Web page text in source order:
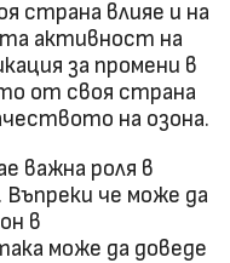
страна влияе и на
активност на
за промени в
от своя страна
на озона.
важна роля в
Въпреки че може да
в
може да доведе